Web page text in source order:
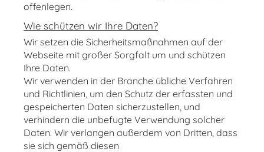
offenlegen.
Wie schützen wir Ihre Daten?
Wir setzen die Sicherheitsmaßnahmen auf der
Webseite mit großer Sorgfalt um und schützen
Ihre Daten.
Wir verwenden in der Branche übliche Verfahren
und Richtlinien, um den Schutz der erfassten und
gespeicherten Daten sicherzustellen, und
verhindern die unbefugte Verwendung solcher
Daten. Wir verlangen außerdem von Dritten, dass
sie sich gemäß diesen